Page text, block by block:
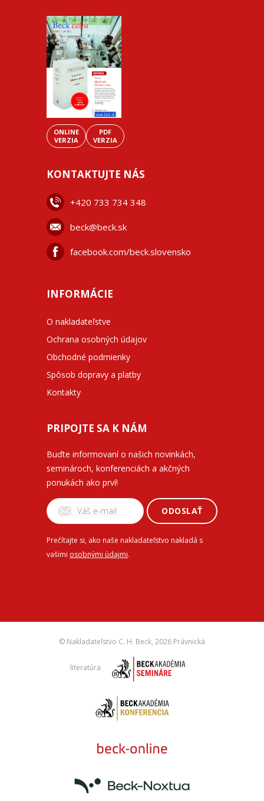
ONLINE
VERZIA
PDF
VERZIA
KONTAKTUJTE NÁS
+420 733 734 348
beck@beck.sk
facebook.com/beck.slovensko
INFORMÁCIE
O nakladateľstve
Ochrana osobných údajov
Obchodné podmienky
Spôsob dopravy a platby
Kontakty
PRIPOJTE SA K NÁM
Buďte informovaní o našich novinkách,
seminároch, konferenciách a akčných
ponukách ako prví!
ODOSLAŤ
Prečítajte si, ako naše nakladateľstvo nakladá s
vašimi osobnými údajmi.
© Nakladateľstvo C. H. Beck, 2026 Právnická
literatúra